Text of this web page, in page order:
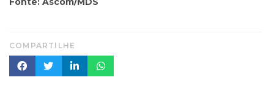
COMPARTILHE